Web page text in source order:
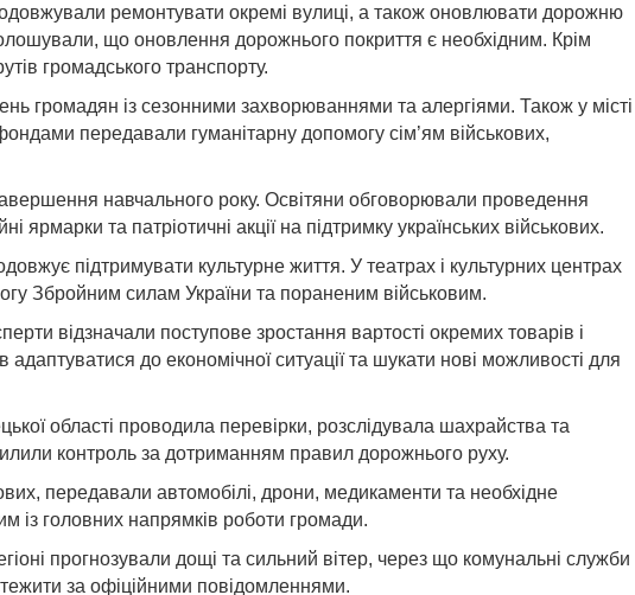
ремонтувати окремі вулиці, а також оновлювати дорожню
що оновлення дорожнього покриття є необхідним. Крім
громадського транспорту.
громадян із сезонними захворюваннями та алергіями. Також у місті
передавали гуманітарну допомогу сім’ям військових,
навчального року. Освітяни обговорювали проведення
ярмарки та патріотичні акції на підтримку українських військових.
підтримувати культурне життя. У театрах і культурних центрах
Збройним силам України та пораненим військовим.
відзначали поступове зростання вартості окремих товарів і
до економічної ситуації та шукати нові можливості для
області проводила перевірки, розслідувала шахрайства та
контроль за дотриманням правил дорожнього руху.
передавали автомобілі, дрони, медикаменти та необхідне
із головних напрямків роботи громади.
прогнозували дощі та сильний вітер, через що комунальні служби
за офіційними повідомленнями.